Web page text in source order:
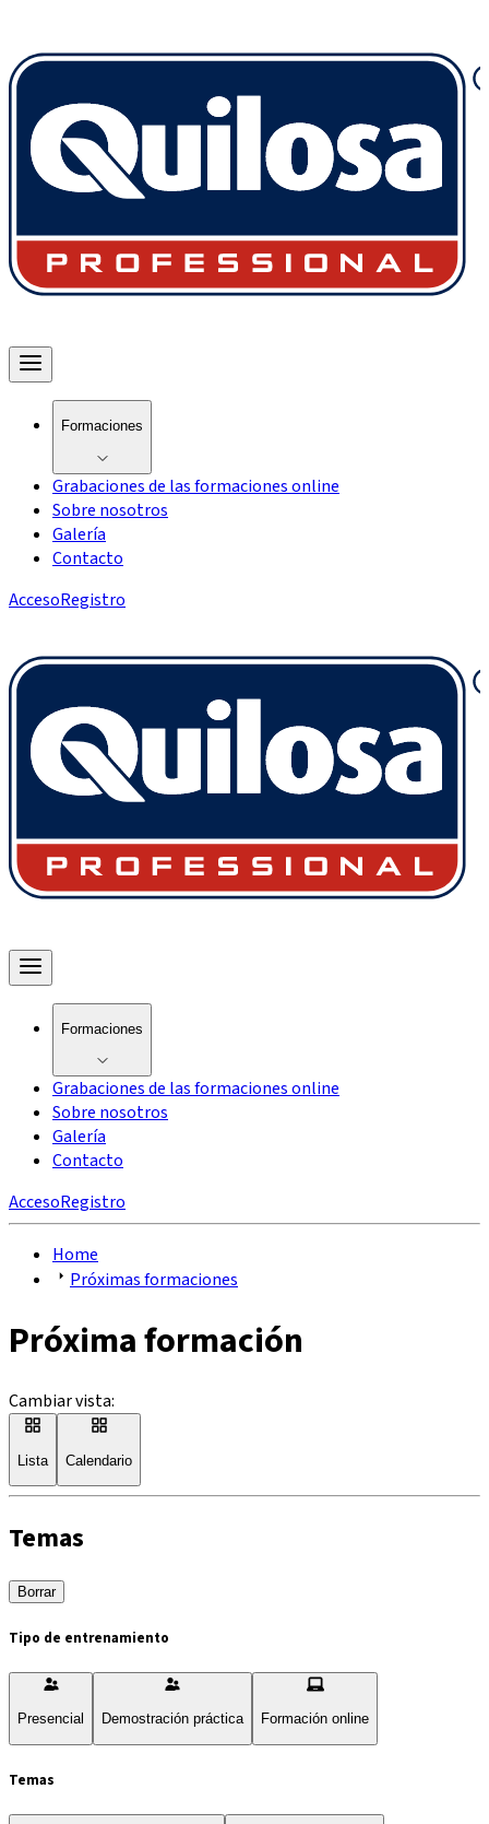
Formaciones
Grabaciones de las formaciones online
Sobre nosotros
Galería
Contacto
AccesoRegistro
Formaciones
Grabaciones de las formaciones online
Sobre nosotros
Galería
Contacto
AccesoRegistro
Home
Próximas formaciones
Próxima formación
Cambiar vista:
Lista Calendario
Temas
Borrar
Tipo de entrenamiento
Presencial Demostración práctica Formación online
Temas